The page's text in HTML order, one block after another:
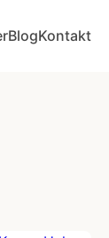
BlogKontakt